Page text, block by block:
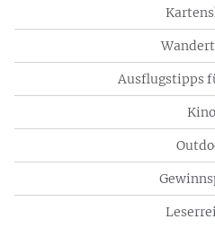
Ausflugstipps
Kino